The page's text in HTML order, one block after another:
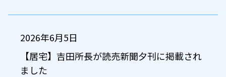
2026年6月5日
【居宅】吉田所長が読売新聞夕刊に掲載され
ました